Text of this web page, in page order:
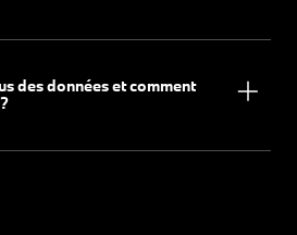
des données et comment